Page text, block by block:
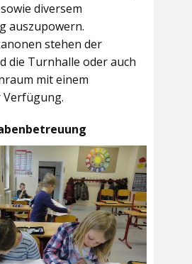
diversem
auszupowern.
stehen der
die Turnhalle oder auch
mit einem
Verfügung.